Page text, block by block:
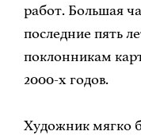
работ. Большая
последние пять
поклонникам
2000-х годов.
Художник мягко